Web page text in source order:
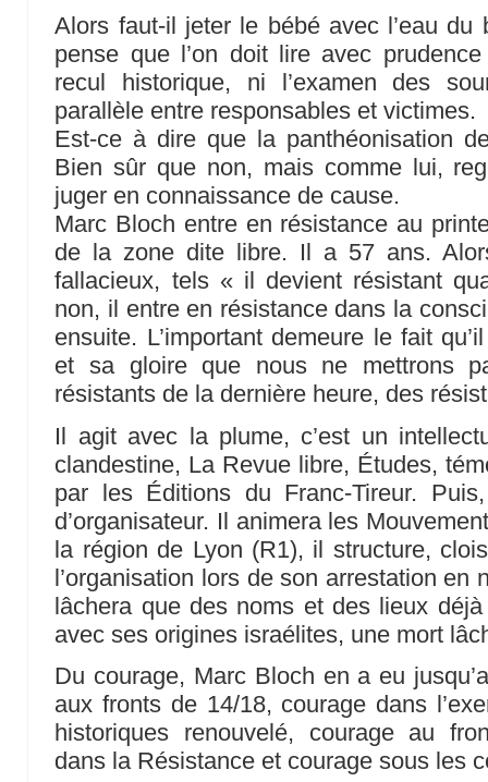
Alors faut-il jeter le bébé avec l’eau
pense que l’on doit lire avec
recul historique, ni l’examen des
parallèle entre responsables et victimes.
Est-ce à dire que la panthéonisation
Bien sûr que non, mais comme lui,
juger en connaissance de cause.
Marc Bloch entre en résistance au
de la zone dite libre. Il a 57 ans.
fallacieux, tels « il devient résistant
non, il entre en résistance dans la
ensuite. L’important demeure le fait
et sa gloire que nous ne mettrons
résistants de la dernière heure, des
Il agit avec la plume, c’est un
clandestine, La Revue libre, Études,
par les Éditions du Franc-Tireur.
d’organisateur. Il animera les
la région de Lyon (R1), il structure,
l’organisation lors de son arrestation en
lâchera que des noms et des lieux
avec ses origines israélites, une mort
Du courage, Marc Bloch en a eu
aux fronts de 14/18, courage dans
historiques renouvelé, courage au
dans la Résistance et courage sous les